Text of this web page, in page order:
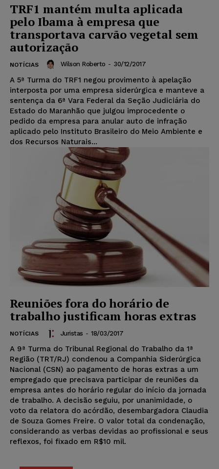
TRF1 mantém multa aplicada
pelo Ibama à empresa que
transportava carvão vegetal sem
autorização
NOTÍCIAS Wilson Roberto - 30/12/2017
A 5ª Turma do TRF1 negou provimento à apelação
interposta por uma empresa siderúrgica e manteve a
sentença da 6ª Vara Federal da Seção Judiciária do
Estado do Maranhão que julgou improcedente o
pedido da empresa para anular auto de infração
aplicado pelo Instituto Brasileiro do Meio Ambiente e
dos Recursos Naturais...
Reuniões fora do horário de
trabalho justificam horas extras
NOTÍCIAS Juristas - 18/03/2017
A 9ª Turma do Tribunal Regional do Trabalho da 1ª
Região (TRT/RJ) condenou a Companhia Siderúrgica
Nacional (CSN) ao pagamento de horas extras a um
empregado que precisava participar de reuniões da
empresa antes do horário regular do início da jornada
de trabalho. A decisão seguiu, por unanimidade, o
voto da relatora do acórdão, desembargadora Claudia
de Souza Gomes Freire. O valor total da condenação,
considerando as verbas devidas ao profissional e seus
reflexos, foi fixado em R$10 mil.